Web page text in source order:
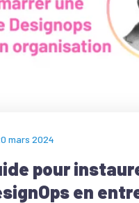
mars 2024
pour
en